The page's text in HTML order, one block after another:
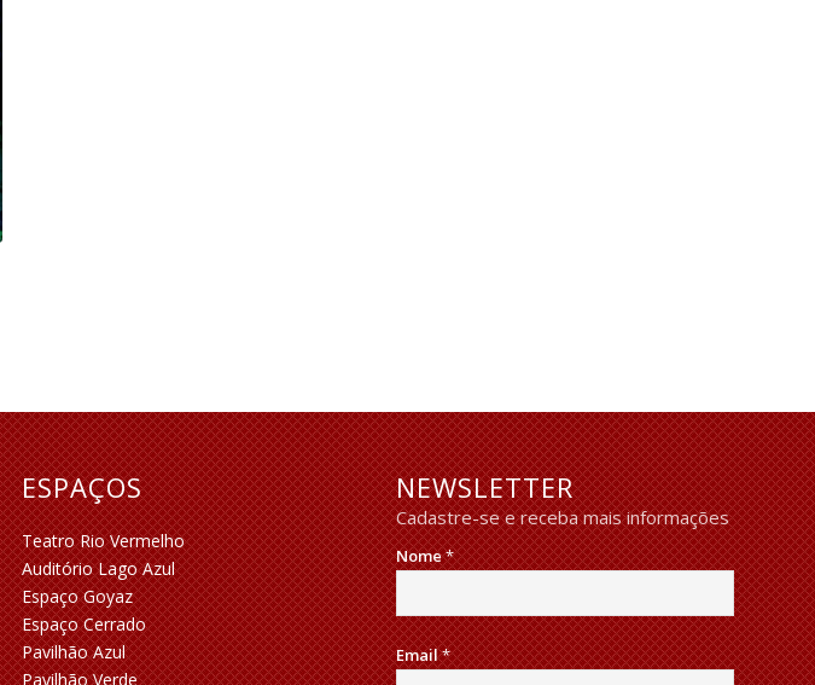
ESPAÇOS
Teatro Rio Vermelho
Auditório Lago Azul
Espaço Goyaz
Espaço Cerrado
Pavilhão Azul
Pavilhão Verde
NEWSLETTER
Cadastre-se e receba mais informações
Nome*
Email*